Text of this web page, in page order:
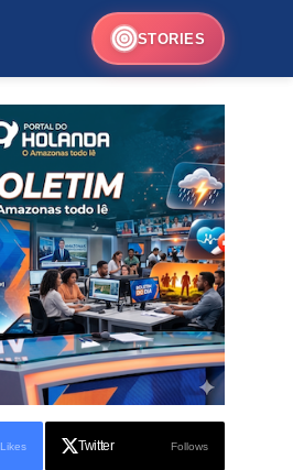
STORIES
Likes Twitter Follows